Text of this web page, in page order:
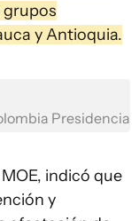
grupos
y Antioquia.
Presidencia
indicó que
y